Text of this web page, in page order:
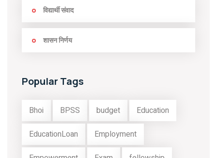
विद्यार्थी संवाद
शासन निर्णय
Popular Tags
Bhoi BPSS budget Education
EducationLoan Employment